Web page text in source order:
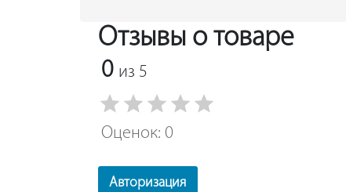
Отзывы о товаре
0 из 5
Оценок: 0
Авторизация